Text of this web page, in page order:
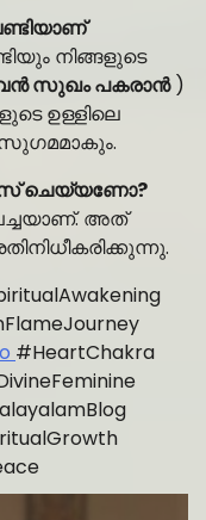
നിങ്ങളുടെ
സുഖം പകരാൻ)
ഉള്ളിലെ
ചെയ്യണോ?
അത്
#HeartChakra